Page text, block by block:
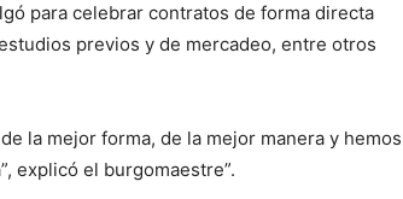
para celebrar contratos de forma directa
previos y de mercadeo, entre otros
la mejor forma, de la mejor manera y hemos
explicó el burgomaestre”.